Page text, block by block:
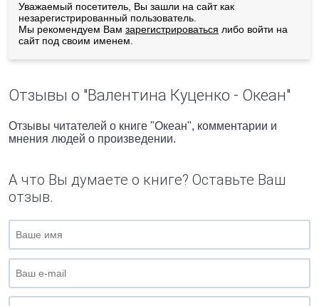
Уважаемый посетитель, Вы зашли на сайт как
незарегистрированный пользователь.
Мы рекомендуем Вам зарегистрироваться либо войти на
сайт под своим именем.
Отзывы о "Валентина Куценко - Океан"
Отзывы читателей о книге "Океан", комментарии и
мнения людей о произведении.
А что Вы думаете о книге? Оставьте Ваш
отзыв.